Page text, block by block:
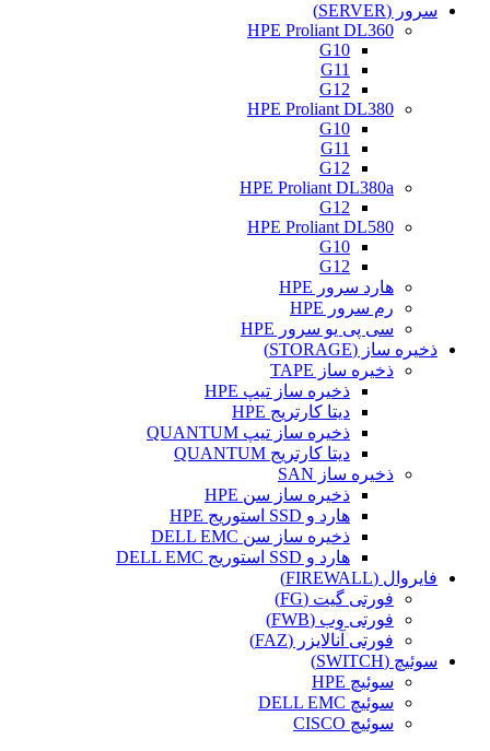
سرور (SERVER)
HPE Proliant DL360
G10
G11
G12
HPE Proliant DL380
G10
G11
G12
HPE Proliant DL380a
G12
HPE Proliant DL580
G10
G12
هارد سرور HPE
رم سرور HPE
سی پی یو سرور HPE
ذخیره ساز (STORAGE)
ذخیره ساز TAPE
ذخیره ساز تیپ HPE
دیتا کارتریج HPE
ذخیره ساز تیپ QUANTUM
دیتا کارتریج QUANTUM
ذخیره ساز SAN
ذخیره ساز سن HPE
هارد و SSD استوریج HPE
ذخیره ساز سن DELL EMC
هارد و SSD استوریج DELL EMC
فایروال (FIREWALL)
فورتی گیت (FG)
فورتی وب (FWB)
فورتی آنالایزر (FAZ)
سوئیچ (SWITCH)
سوئیچ HPE
سوئیچ DELL EMC
سوئیچ CISCO